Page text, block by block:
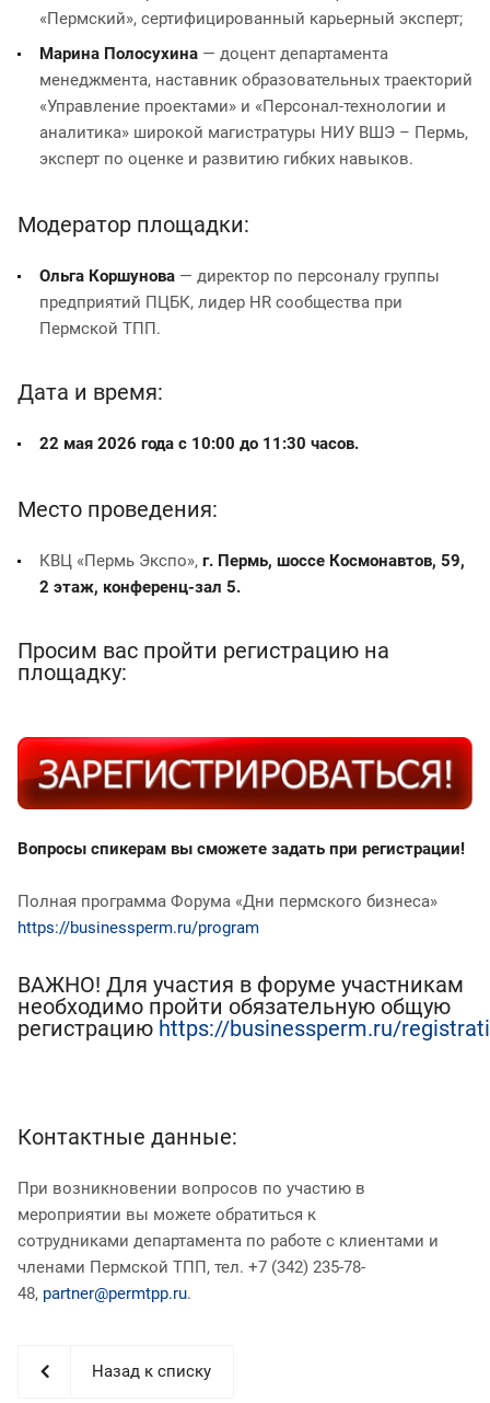
«Пермский», сертифицированный карьерный эксперт;
Марина Полосухина — доцент департамента
менеджмента, наставник образовательных траекторий
«Управление проектами» и «Персонал-технологии и
аналитика» широкой магистратуры НИУ ВШЭ – Пермь,
эксперт по оценке и развитию гибких навыков.
Модератор площадки:
Ольга Коршунова — директор по персоналу группы
предприятий ПЦБК, лидер НR сообщества при
Пермской ТПП.
Дата и время:
22 мая 2026 года с 10:00 до 11:30 часов.
Место проведения:
КВЦ «Пермь Экспо», г. Пермь, шоссе Космонавтов, 59,
2 этаж, конференц-зал 5.
Просим вас пройти регистрацию на
площадку:
Вопросы спикерам вы сможете задать при регистрации!
Полная программа Форума «Дни пермского бизнеса»
https://businessperm.ru/program
ВАЖНО! Для участия в форуме участникам
необходимо пройти обязательную общую
регистрацию https://businessperm.ru/
Контактные данные:
При возникновении вопросов по участию в
мероприятии вы можете обратиться к
сотрудниками департамента по работе с клиентами и
членами Пермской ТПП, тел. +7 (342) 235-78-
48, partner@permtpp.ru.
Назад к списку